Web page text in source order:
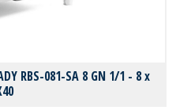
RBS-081-SA 8 GN 1/1 - 8 x